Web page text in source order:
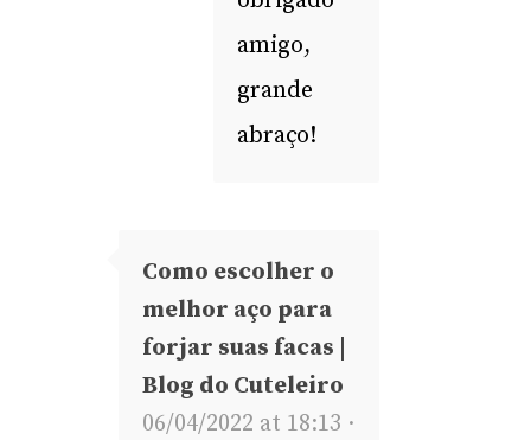
amigo,
grande
abraço!
Como escolher o
melhor aço para
forjar suas facas |
Blog do Cuteleiro
06/04/2022 at 18:13 ·